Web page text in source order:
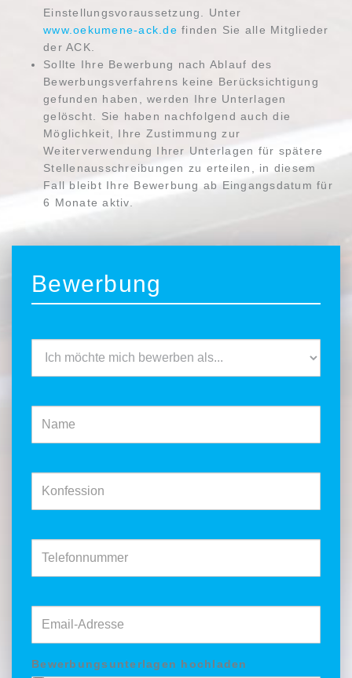
Einstellungsvoraussetzung. Unter
www.oekumene-ack.de finden Sie alle Mitglieder
der ACK.
Sollte Ihre Bewerbung nach Ablauf des
Bewerbungsverfahrens keine Berücksichtigung
gefunden haben, werden Ihre Unterlagen
gelöscht. Sie haben nachfolgend auch die
Möglichkeit, Ihre Zustimmung zur
Weiterverwendung Ihrer Unterlagen für spätere
Stellenausschreibungen zu erteilen, in diesem
Fall bleibt Ihre Bewerbung ab Eingangsdatum für
6 Monate aktiv.
Bewerbung
Bewerbung
als
Name
Konfession
Telefonnummer
Email-
Adresse
Bewerbungsunterlagen hochladen